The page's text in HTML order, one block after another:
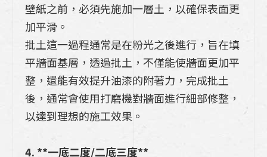
壁紙之前，必須先施加一層土，以確保表面更
加平滑。
批土這一過程通常是在粉光之後進行，旨在填
平牆面基層，透過批土，不僅能使牆面更加平
整，還能有效提升油漆的附著力，完成批土
後，通常會使用打磨機對牆面進行細部修整，
以達到理想的施工效果。
4. **一底二度/二底三度**